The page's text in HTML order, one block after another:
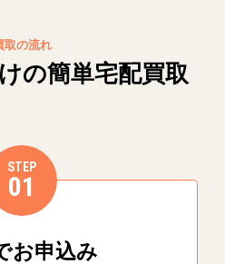
取の流れ
の簡単宅配買取
STEP
01
お申込み